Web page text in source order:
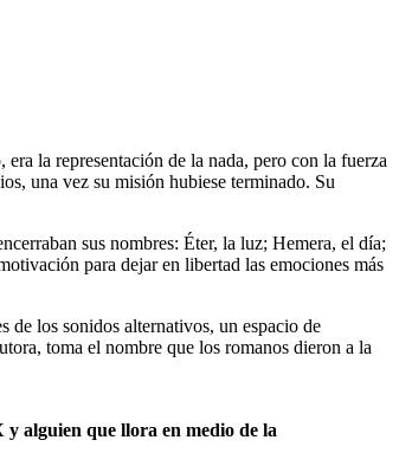
la representación de la nada, pero con la fuerza
una vez su misión hubiese terminado. Su
sus nombres: Éter, la luz; Hemera, el día;
para dejar en libertad las emociones más
los sonidos alternativos, un espacio de
toma el nombre que los romanos dieron a la
alguien que llora en medio de la